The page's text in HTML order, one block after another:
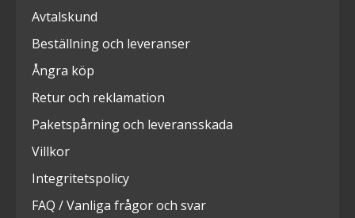
Avtalskund
Beställning och leveranser
Ångra köp
Retur och reklamation
Paketspårning och leveransskada
Villkor
Integritetspolicy
FAQ / Vanliga frågor och svar